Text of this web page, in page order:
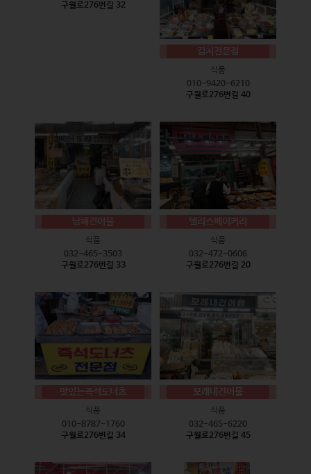
구월로276번길 32
김치전문점
식품
010-9420-6210
구월로276번길 40
남해건어물
식품
032-465-3503
구월로276번길 33
델리스베이커리
식품
032-472-0606
구월로276번길 20
맛있는즉석도너츠
식품
010-8787-1760
구월로276번길 34
모래내건어물
식품
032-465-6220
구월로276번길 45